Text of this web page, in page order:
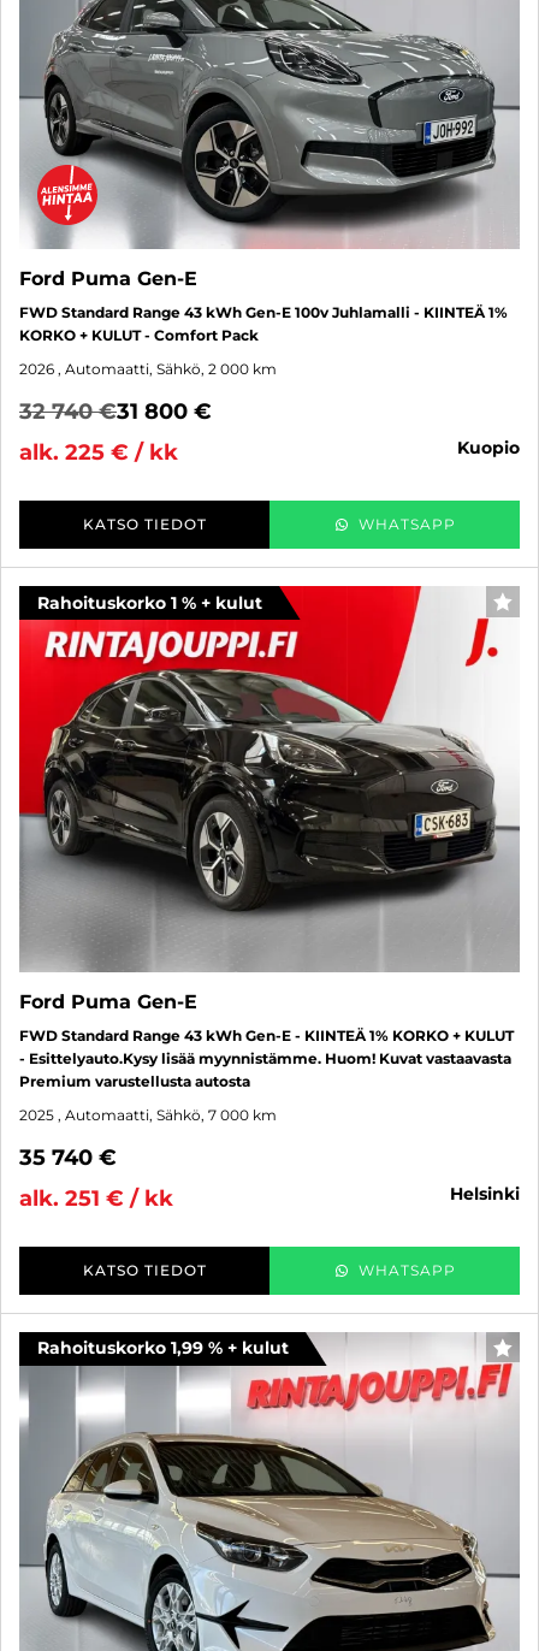
Ford Puma Gen-E
FWD Standard Range 43 kWh Gen-E 100v Juhlamalli - KIINTEÄ 1%
KORKO + KULUT - Comfort Pack
2026 , Automaatti, Sähkö, 2 000 km
32 740 €31 800 €
alk. 225 € / kk
kuopio
KATSO TIEDOT WHATSAPP
Rahoituskorko 1 % + kulut
Ford Puma Gen-E
FWD Standard Range 43 kWh Gen-E - KIINTEÄ 1% KORKO + KULUT
- Esittelyauto.Kysy lisää myynnistämme. Huom! Kuvat vastaavasta
Premium varustellusta autosta
2025 , Automaatti, Sähkö, 7 000 km
35 740 €
alk. 251 € / kk
helsinki
KATSO TIEDOT WHATSAPP
Rahoituskorko 1,99 % + kulut